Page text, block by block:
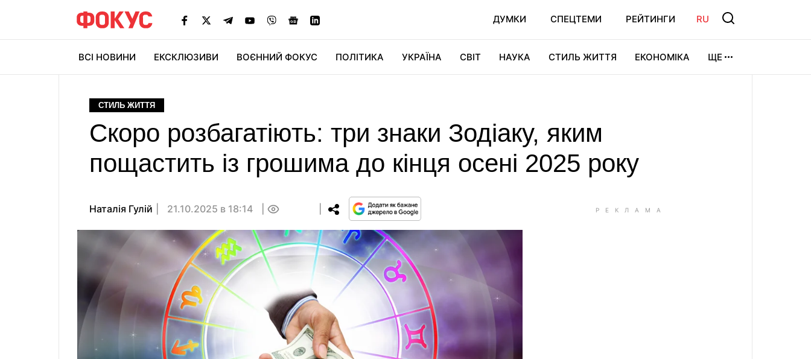
ДУМКИ СПЕЦТЕМИ РЕЙТИНГИ RU
ВСІ НОВИНИ ЕКСКЛЮЗИВИ ВОЄННИЙ ФОКУС ПОЛІТИКА УКРАЇНА СВІТ НАУКА СТИЛЬ ЖИТТЯ ЕКОНОМІКА ЩЕ
СТИЛЬ ЖИТТЯ
Скоро розбагатіють: три знаки Зодіаку, яким
пощастить із грошима до кінця осені 2025 року
Наталія Гулій 21.10.2025 в 18:14